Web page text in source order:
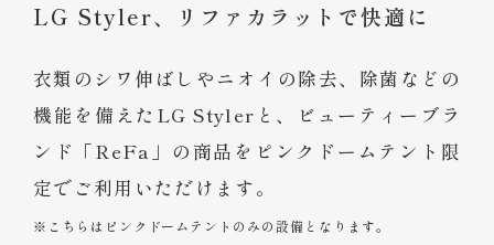
LG Styler、リファカラットで快適に
衣類のシワ伸ばしやニオイの除去、除菌などの
機能を備えたLG Stylerと、ビューティーブラ
ンド「ReFa」の商品をピンクドームテント限
定でご利用いただけます。
※こちらはピンクドームテントのみの設備となります。